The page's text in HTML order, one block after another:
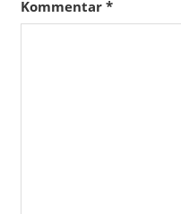
Kommentar *